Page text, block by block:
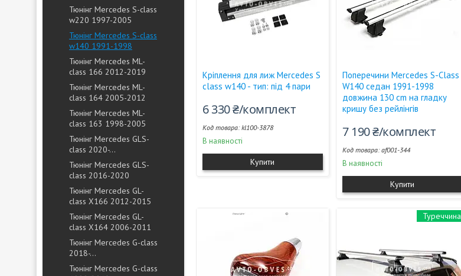
Тюнінг Mercedes S-class
w220 1997-2005
Тюнінг Mercedes S-class
w140 1991-1998
Тюнінг Mercedes ML-
class 166 2012-2019
Тюнінг Mercedes ML-
class 164 2005-2012
Тюнінг Mercedes ML-
class 163 1998-2005
Тюнінг Mercedes GLS-
class 2020-...
Тюнінг Mercedes GLS-
class 2016-2020
Тюнінг Mercedes GL-
class X166 2012-2015
Тюнінг Mercedes GL-
class X164 2006-2011
Тюнінг Mercedes G-class
2018-...
Тюнінг Mercedes G-class
Кріплення для лиж Mercedes S
class w140 - тип: під 4 пари
6 330 ₴/комплект
kl100-3878
В наявності
Купити
Поперечини Mercedes S-Class
W140 седан 1991-1998
довжина 130 cm на гладку
кришу без рейлінгів
7 190 ₴/комплект
af001-344
В наявності
Купити
Туреччина